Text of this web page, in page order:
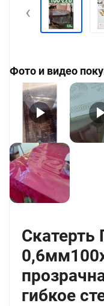
‹
Фото и видео
Скатерть
гибкое